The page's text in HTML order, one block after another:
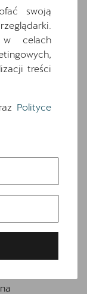
biegów
swoją
w celach
treści
Polityce